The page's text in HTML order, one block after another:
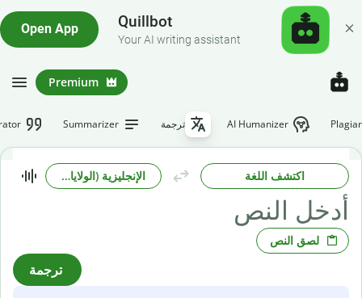
Quillbot
Your AI writing assistant
Open App
Premium
AI Humanizer ترجمة Summarizer
اكتشف اللغة الإنجليزية (الولايات المتحدة)
لصق النص
ترجمة